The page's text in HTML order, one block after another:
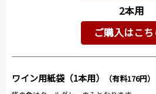
2本用
ご購入はこち
ワイン用紙袋（1本用） （有料176円）